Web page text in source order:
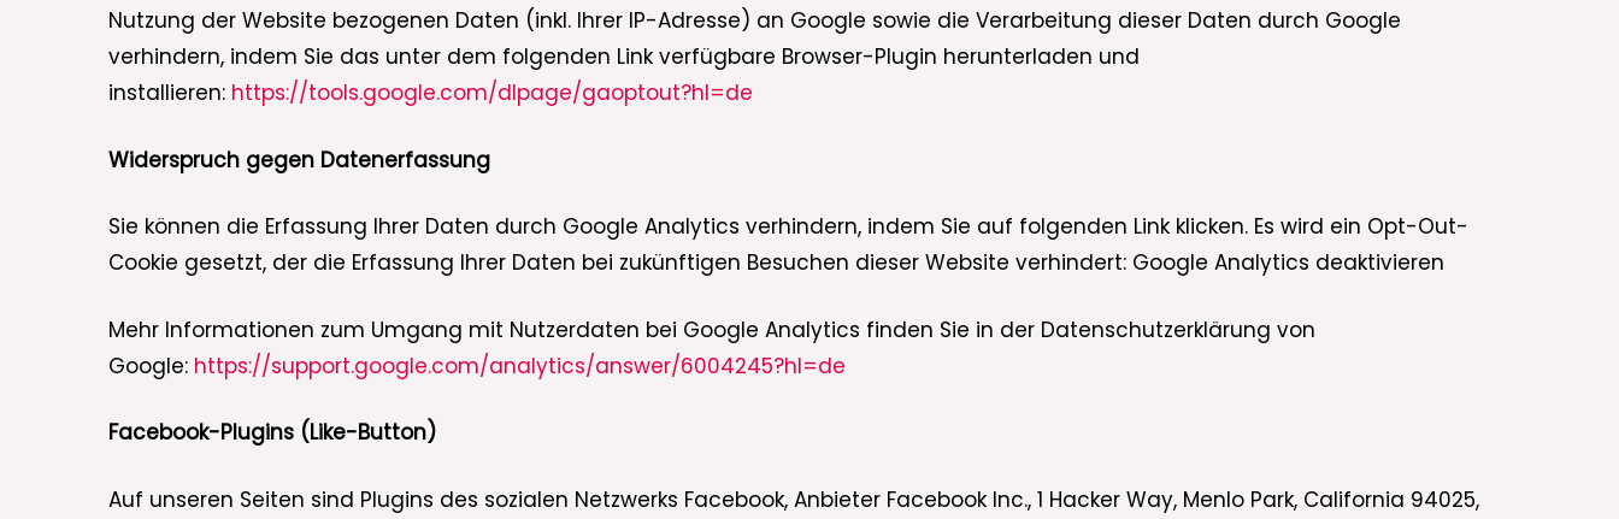
Nutzung der Website bezogenen Daten (inkl. Ihrer IP-Adresse) an Google sowie die Verarbeitung dieser Daten durch Google
verhindern, indem Sie das unter dem folgenden Link verfügbare Browser-Plugin herunterladen und
installieren: https://tools.google.com/dlpage/gaoptout?hl=de
Widerspruch gegen Datenerfassung
Sie können die Erfassung Ihrer Daten durch Google Analytics verhindern, indem Sie auf folgenden Link klicken. Es wird ein Opt-Out-
Cookie gesetzt, der die Erfassung Ihrer Daten bei zukünftigen Besuchen dieser Website verhindert: Google Analytics deaktivieren
Mehr Informationen zum Umgang mit Nutzerdaten bei Google Analytics finden Sie in der Datenschutzerklärung von
Google: https://support.google.com/analytics/answer/6004245?hl=de
Facebook-Plugins (Like-Button)
Auf unseren Seiten sind Plugins des sozialen Netzwerks Facebook, Anbieter Facebook Inc., 1 Hacker Way, Menlo Park, California 94025,